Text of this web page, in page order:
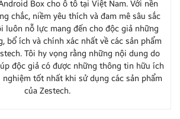
Box cho ô tô tại Việt Nam. Với nền
chắc, niềm yêu thích và đam mê sâu sắc
luôn nỗ lực mang đến cho độc giả những
bổ ích và chính xác nhất về các sản phẩm
Tôi hy vọng rằng những nội dung do
độc giả có được những thông tin hữu ích
nghiệm tốt nhất khi sử dụng các sản phẩm
của Zestech.